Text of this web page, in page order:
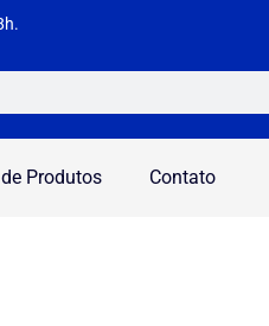
Produtos Contato